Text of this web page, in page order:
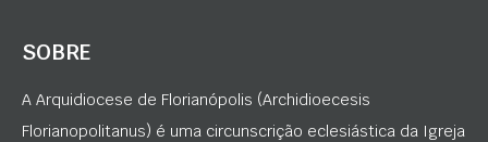
SOBRE
A Arquidiocese de Florianópolis (Archidioecesis
Florianopolitanus) é uma circunscrição eclesiástica da Igreja